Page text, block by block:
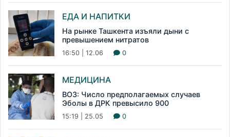
ЕДА И НАПИТКИ
На рынке Ташкента изъяли дыни с
превышением нитратов
16:50 | 12.06 0
МЕДИЦИНА
ВОЗ: Число предполагаемых случаев
Эболы в ДРК превысило 900
15:19 | 25.05 0